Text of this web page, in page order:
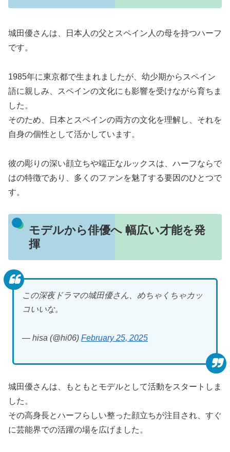
城田優さんは、日本人の父とスペイン人の母を持つハーフ
です。
1985年に東京都で生まれましたが、幼少期からスペイン
語に親しみ、スペインの文化にも影響を受けながら育ちま
した。
そのため、日本とスペインの両方の文化を理解し、それを
自身の個性として活かしています。
彼の彫りの深い顔立ちや端正なルックスは、ハーフならで
はの特徴であり、多くのファンを魅了する要因のひとつで
す。
モデルから俳優へ 幅広い才能を発
揮
この深夜ドラマの城田優さん、めちゃくちゃカッ
コいいな。
— hisa (@hi06) February 25, 2025
城田優さんは、もともとモデルとして活動をスタートしま
した。
その高身長とハーフらしい整った顔立ちが注目され、すぐ
に芸能界での活躍の場を広げました。